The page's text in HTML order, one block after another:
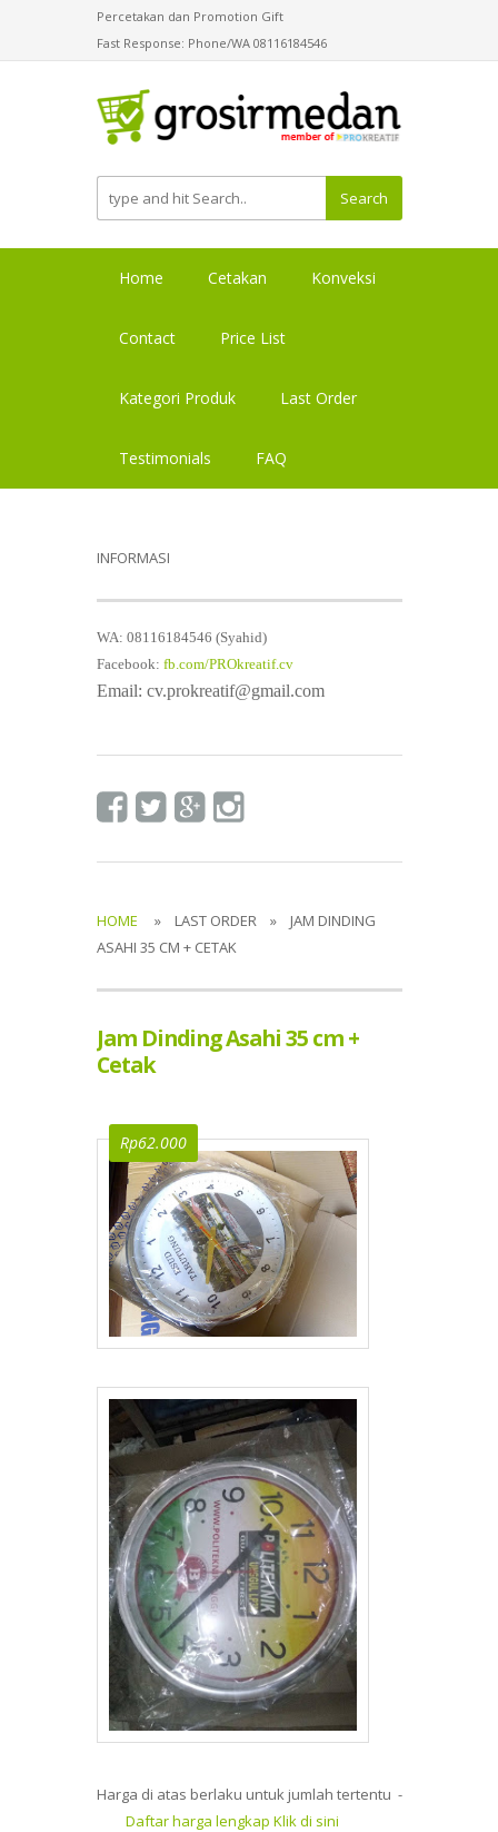
Percetakan dan Promotion Gift
Fast Response: Phone/WA 08116184546
Search
Home Cetakan Konveksi
Contact Price List
Kategori Produk Last Order
Testimonials FAQ
INFORMASI
WA: 08116184546 (Syahid)
Facebook: fb.com/PROkreatif.cv
Email: cv.prokreatif@gmail.com
HOME » LAST ORDER » JAM DINDING
ASAHI 35 CM + CETAK
Jam Dinding Asahi 35 cm +
Cetak
Rp62.000
Harga di atas berlaku untuk jumlah tertentu -
Daftar harga lengkap Klik di sini